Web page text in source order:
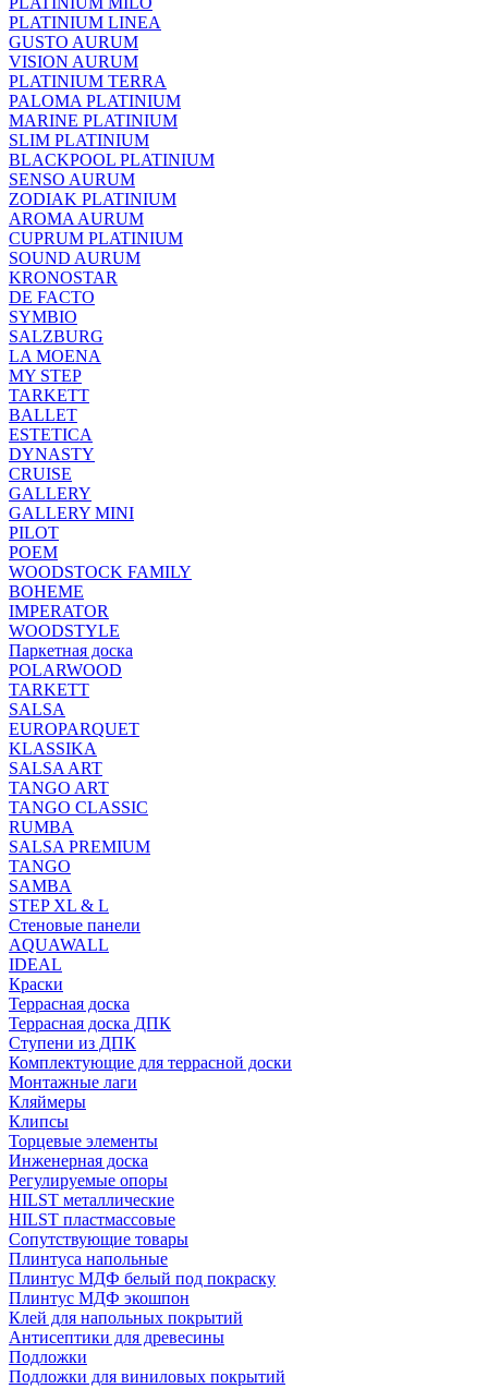
PLATINIUM LINEA
GUSTO AURUM
VISION AURUM
PLATINIUM TERRA
PALOMA PLATINIUM
MARINE PLATINIUM
SLIM PLATINIUM
BLACKPOOL PLATINIUM
SENSO AURUM
ZODIAK PLATINIUM
AROMA AURUM
CUPRUM PLATINIUM
SOUND AURUM
KRONOSTAR
DE FACTO
SYMBIO
SALZBURG
LA MOENA
MY STEP
TARKETT
BALLET
ESTETICA
DYNASTY
CRUISE
GALLERY
GALLERY MINI
PILOT
POEM
WOODSTOCK FAMILY
BOHEME
IMPERATOR
WOODSTYLE
Паркетная доска
POLARWOOD
TARKETT
SALSA
EUROPARQUET
KLASSIKA
SALSA ART
TANGO ART
TANGO CLASSIC
RUMBA
SALSA PREMIUM
TANGO
SAMBA
STEP XL & L
Стеновые панели
AQUAWALL
IDEAL
Краски
Террасная доска
Террасная доска ДПК
Ступени из ДПК
Комплектующие для террасной доски
Монтажные лаги
Кляймеры
Клипсы
Торцевые элементы
Инженерная доска
Регулируемые опоры
HILST металлические
HILST пластмассовые
Сопутствующие товары
Плинтуса напольные
Плинтус МДФ белый под покраску
Плинтус МДФ экошпон
Клей для напольных покрытий
Антисептики для древесины
Подложки
Подложки для виниловых покрытий